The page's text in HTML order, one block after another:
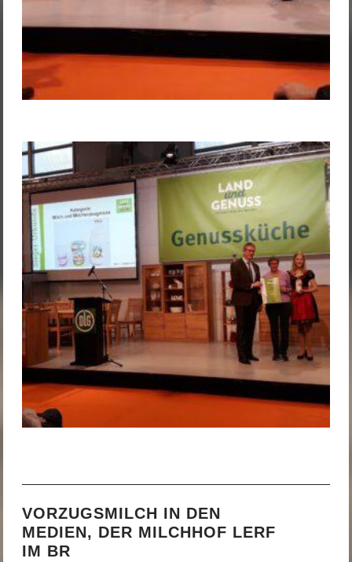
VORZUGSMILCH IN DEN
MEDIEN, DER MILCHHOF LERF
IM BR